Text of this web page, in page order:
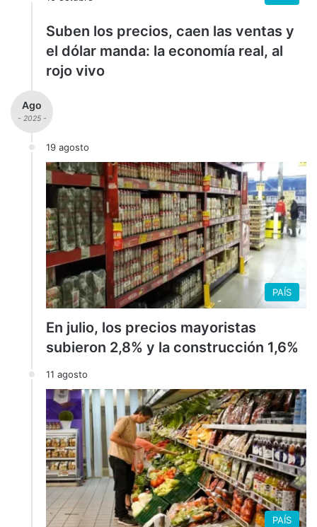
Suben los precios, caen las ventas y
el dólar manda: la economía real, al
rojo vivo
Ago
- 2025 -
19 agosto
PAÍS
En julio, los precios mayoristas
subieron 2,8% y la construcción 1,6%
11 agosto
PAÍS